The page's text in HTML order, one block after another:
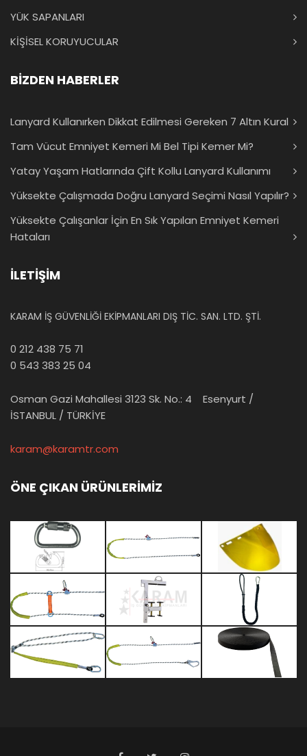
YÜK SAPANLARI
KİŞİSEL KORUYUCULAR
BİZDEN HABERLER
Lanyard Kullanırken Dikkat Edilmesi Gereken 7 Altın Kural
Tam Vücut Emniyet Kemeri Mi Bel Tipi Kemer Mi?
Yatay Yaşam Hatlarında Çift Kollu Lanyard Kullanımı
Yüksekte Çalışmada Doğru Lanyard Seçimi Nasıl Yapılır?
Yüksekte Çalışanlar İçin En Sık Yapılan Emniyet Kemeri
Hataları
İLETİŞİM
KARAM İŞ GÜVENLİĞİ EKİPMANLARI DIŞ TİC. SAN. LTD. ŞTİ.
0 212 438 75 71
0 543 383 25 04
Osman Gazi Mahallesi 3123 Sk. No.: 4 Esenyurt /
İSTANBUL / TÜRKİYE
karam@karamtr.com
ÖNE ÇIKAN ÜRÜNLERİMİZ